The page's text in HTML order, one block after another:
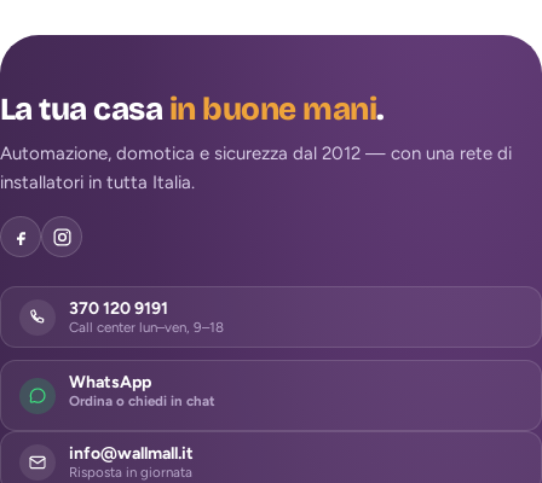
La tua casain buone mani.
Automazione, domotica e sicurezza dal 2012 — con una rete di
installatori in tutta Italia.
370 120 9191
Call center lun–ven, 9–18
WhatsApp
Ordina o chiedi in chat
info@wallmall.it
Risposta in giornata